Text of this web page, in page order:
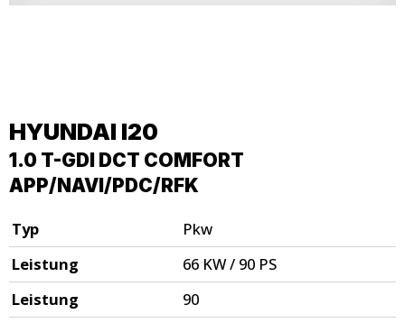
HYUNDAI I20
1.0 T-GDI DCT COMFORT
APP/NAVI/PDC/RFK
Typ
Pkw
Leistung
66 KW / 90 PS
Leistung
90